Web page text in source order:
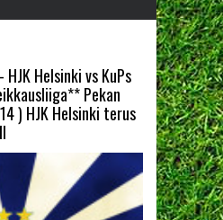
HJK Helsinki vs KuPs
Pekan
) HJK Helsinki terus